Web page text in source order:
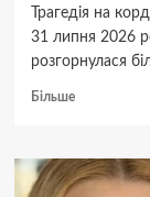
Трагедія на
31 липня 2026
розгорнулася
БільшеДокладніше
на
кордоні: